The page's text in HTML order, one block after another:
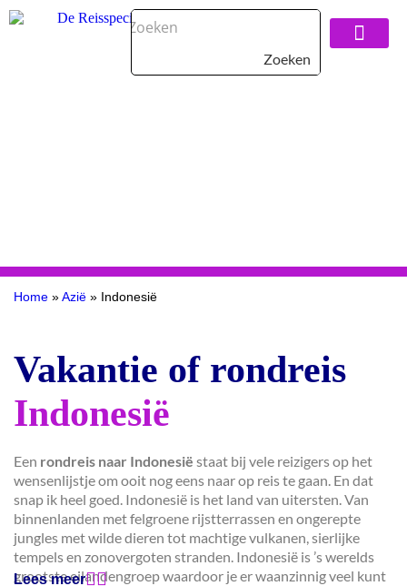
Zoeken
Home » Azië » Indonesië
Vakantie of rondreis
Indonesië
Een rondreis naar Indonesië staat bij vele reizigers op het
wensenlijstje om ooit nog eens naar op reis te gaan. En dat
snap ik heel goed. Indonesië is het land van uitersten. Van
binnenlanden met felgroene rijstterrassen en ongerepte
jungles met wilde dieren tot machtige vulkanen, sierlijke
tempels en zonovergoten stranden. Indonesië is ’s werelds
grootste eilandengroep waardoor je er waanzinnig veel kunt
Lees meer